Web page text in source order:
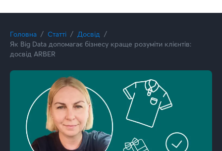
Головна Статті
Досвід
Як Big Data допомагає бізнесу краще розуміти клієнтів:
досвід ARBER